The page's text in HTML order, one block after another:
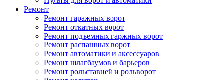
Ремонт
Ремонт гаражных ворот
Ремонт откатных ворот
Ремонт подъемных гаржных ворот
Ремонт распашных ворот
Ремонт автоматики и аксессуаров
Ремонт шлагбаумов и барьеров
Ремонт рольставней и рольворот